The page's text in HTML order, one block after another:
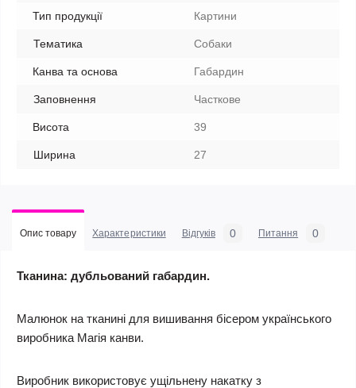
Тип продукції Картини
Тематика Собаки
Канва та основа Габардин
Заповнення Часткове
Висота 39
Ширина 27
Опис товару Характеристики Відгуків 0 Питання 0
Тканина: дубльований габардин.
Малюнок на тканині для вишивання бісером українського
виробника Магія канви.
Виробник використовує ущільнену накатку з